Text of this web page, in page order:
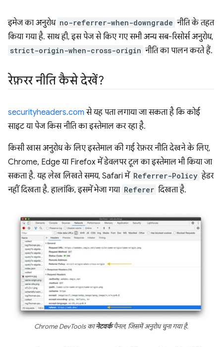
इमेज का अनुरोध no-referrer-when-downgrade नीति के तहत
किया गया है. साथ ही, इस पेज से किए गए सभी अन्य सब-रिसोर्स अनुरोध,
strict-origin-when-cross-origin नीति का पालन करते हैं.
रेफ़रर नीति कैसे देखें?
securityheaders.com से यह पता लगाया जा सकता है कि कोई
साइट या पेज किस नीति का इस्तेमाल कर रहा है.
किसी खास अनुरोध के लिए इस्तेमाल की गई रेफ़रर नीति देखने के लिए,
Chrome, Edge या Firefox में डेवलपर टूल का इस्तेमाल भी किया जा
सकता है. यह लेख लिखते समय, Safari में Referrer-Policy हेडर
नहीं दिखता है. हालांकि, इसमें भेजा गया Referer दिखता है.
Chrome DevTools कानेटवर्कपैनल, जिसमें अनुरोध चुना गया है.